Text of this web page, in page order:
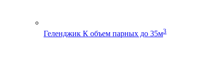
Геленджик К объем парных до 35м3